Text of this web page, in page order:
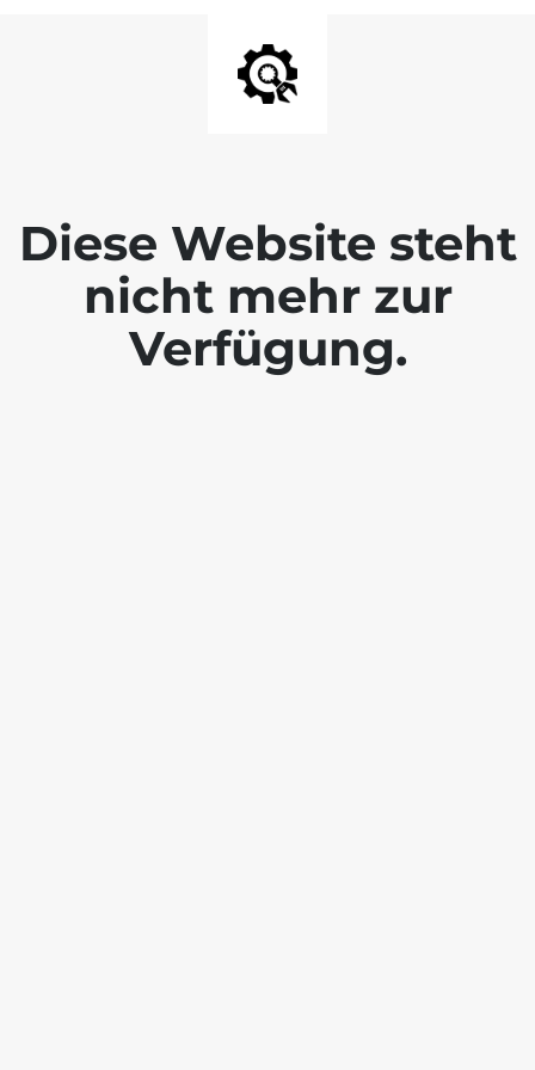
Diese Website steht
nicht mehr zur
Verfügung.